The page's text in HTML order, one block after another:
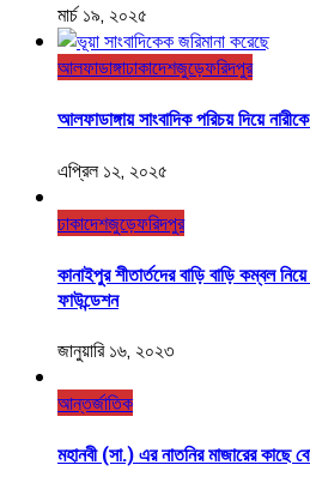
মার্চ ১৯, ২০২৫
আলফাডাঙ্গাঢাকাদেশজুড়েফরিদপুর
আলফাডাঙ্গায় সাংবাদিক পরিচয় দিয়ে
এপ্রিল ১২, ২০২৫
ঢাকাদেশজুড়েফরিদপুর
কানাইপুর শীতার্তদের বাড়ি বাড়ি কম্বল
ফাউন্ডেশন
জানুয়ারি ১৬, ২০২৩
আন্তর্জাতিক
মহানবী (সা.) এর নাতনির মাজারের কাছে